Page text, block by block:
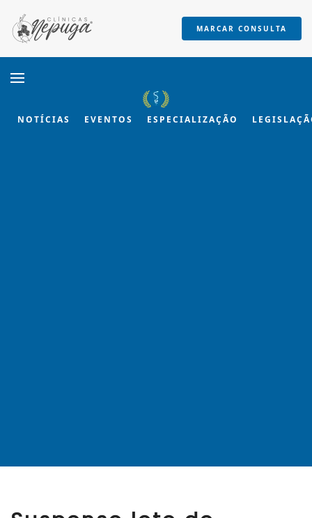
Skip to main content
MARCAR CONSULTA
NOTÍCIAS EVENTOS ESPECIALIZAÇÃO